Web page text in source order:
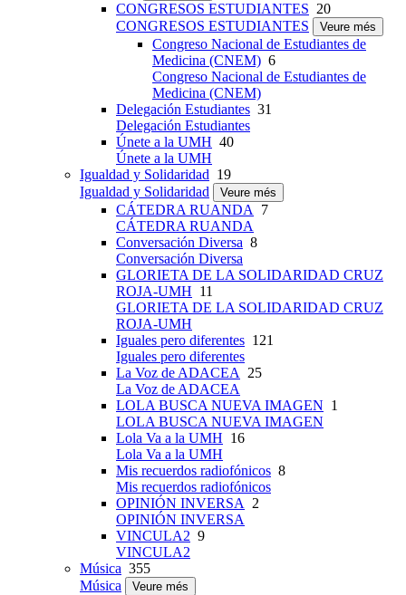
CONGRESOS ESTUDIANTES 20
CONGRESOS ESTUDIANTES
Veure més
Congreso Nacional de Estudiantes de
Medicina (CNEM) 6
Congreso Nacional de Estudiantes de
Medicina (CNEM)
Delegación Estudiantes 31
Delegación Estudiantes
Únete a la UMH 40
Únete a la UMH
Igualdad y Solidaridad 19
Igualdad y Solidaridad
Veure més
CÁTEDRA RUANDA 7
CÁTEDRA RUANDA
Conversación Diversa 8
Conversación Diversa
GLORIETA DE LA SOLIDARIDAD CRUZ
ROJA-UMH 11
GLORIETA DE LA SOLIDARIDAD CRUZ
ROJA-UMH
Iguales pero diferentes 121
Iguales pero diferentes
La Voz de ADACEA 25
La Voz de ADACEA
LOLA BUSCA NUEVA IMAGEN 1
LOLA BUSCA NUEVA IMAGEN
Lola Va a la UMH 16
Lola Va a la UMH
Mis recuerdos radiofónicos 8
Mis recuerdos radiofónicos
OPINIÓN INVERSA 2
OPINIÓN INVERSA
VINCULA2 9
VINCULA2
Música 355
Música
Veure més